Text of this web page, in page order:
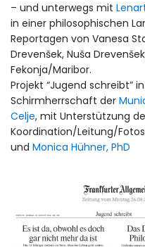
– und unterwegs mit
in einer philosophischen
Reportagen von Vanesa
Drevenšek, Nuša
Fekonja/Maribor.
Projekt “Jugend schreibt”
Schirmherrschaft der
Celje, mit Unterstützung
Koordination/Leitung/
und Monica Hühner, PhD